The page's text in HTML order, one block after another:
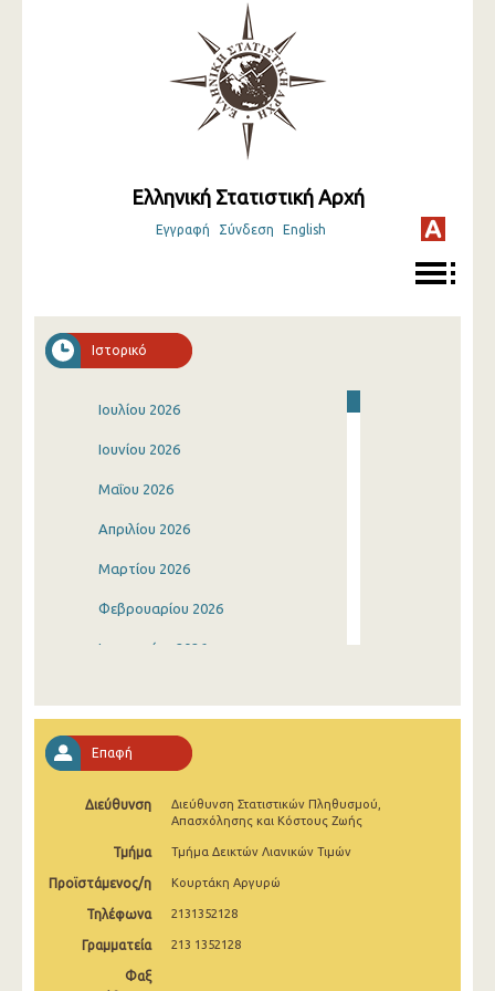
Ελληνική Στατιστική Αρχή
Εγγραφή Σύνδεση English
Ιστορικό
Ιουλίου 2026
Ιουνίου 2026
Μαΐου 2026
Απριλίου 2026
Μαρτίου 2026
Φεβρουαρίου 2026
Ιανουαρίου 2026
Οκτωβρίου 2025
Σεπτεμβρίου 2025
Αυγούστου 2025
Ιουλίου 2025
Μαΐου 2025
Επαφή
Διεύθυνση
Διεύθυνση Στατιστικών Πληθυσμού,
Απασχόλησης και Κόστους Ζωής
Τμήμα Τμήμα Δεικτών Λιανικών Τιμών
Προϊστάμενος/η Κουρτάκη Αργυρώ
Τηλέφωνα 2131352128
Γραμματεία 213 1352128
Φαξ